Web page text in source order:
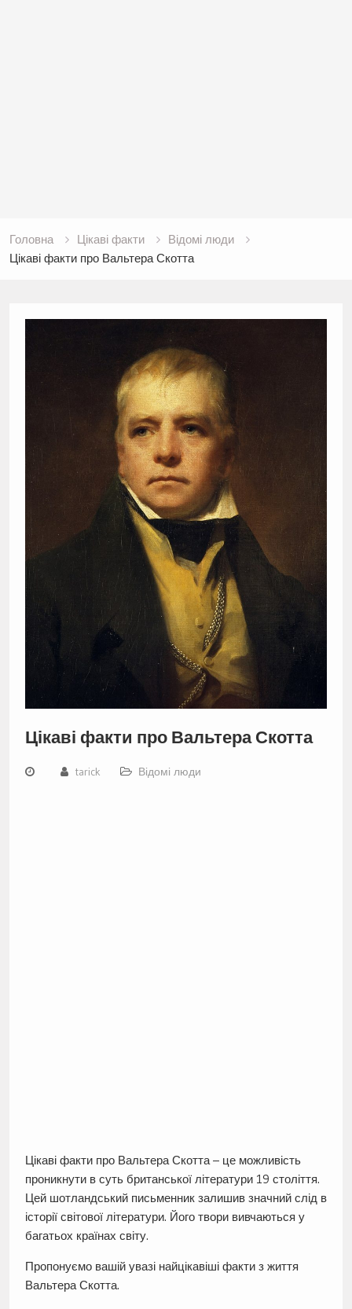
Головна Цікаві факти
Відомі люди
Цікаві факти про Вальтера Скотта
Цікаві факти про Вальтера Скотта
tarick Відомі люди
Цікаві факти про Вальтера Скотта – це можливість
проникнути в суть британської літератури 19 століття.
Цей шотландський письменник залишив значний слід в
історії світової літератури. Його твори вивчаються у
багатьох країнах світу.
Пропонуємо вашій увазі найцікавіші факти з життя
Вальтера Скотта.